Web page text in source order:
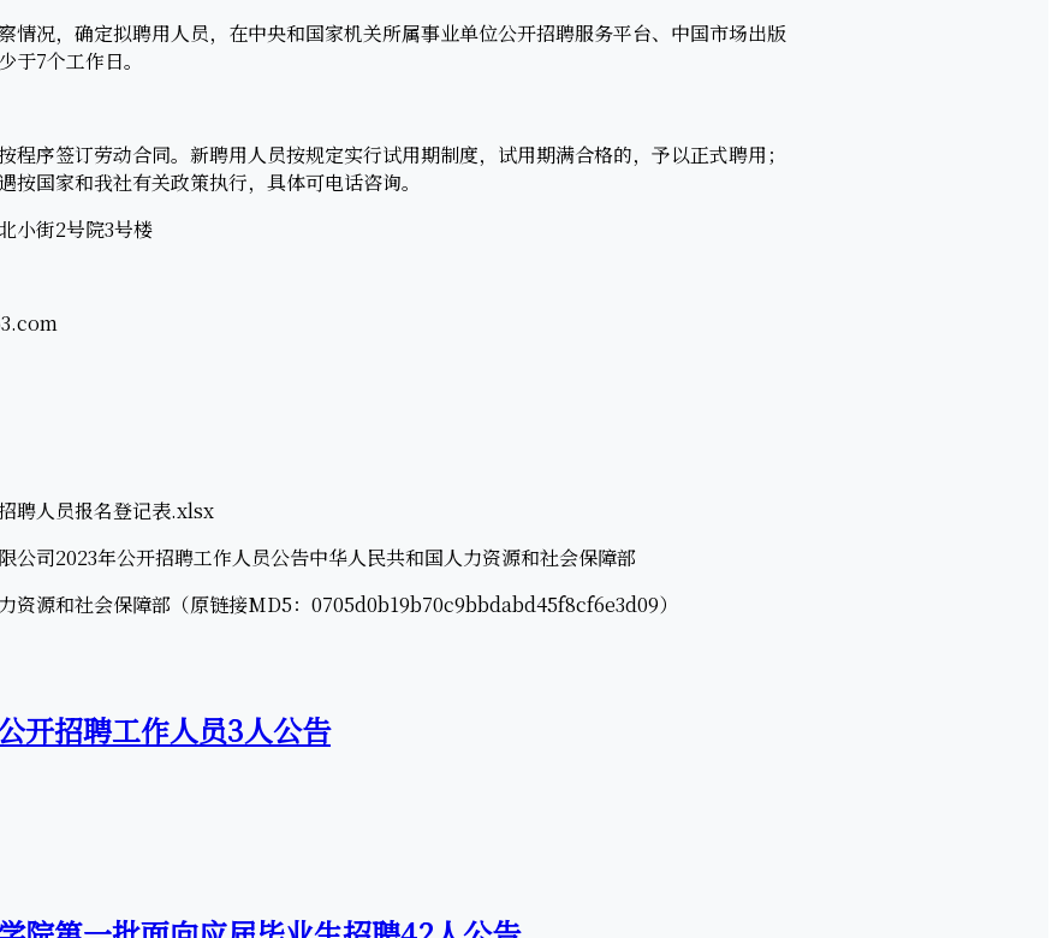
况，确定拟聘用人员，在中央和国家机关所属事业单位公开招聘服务平台、中国市场出版
于7个工作日。
序签订劳动合同。新聘用人员按规定实行试用期制度，试用期满合格的，予以正式聘用；
国家和我社有关政策执行，具体可电话咨询。
街2号院3号楼
人员报名登记表.xlsx
司2023年公开招聘工作人员公告中华人民共和国人力资源和社会保障部
源和社会保障部（原链接MD5：0705d0b19b70c9bbdabd45f8cf6e3d09）
开招聘工作人员3人公告